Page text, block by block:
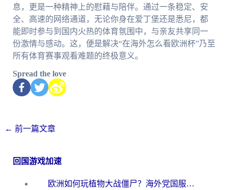
息，更是一种精神上的慰藉与陪伴。通过一条稳定、安
全、高速的网络通道，无论你身在爱丁堡还是悉尼，都
能即时参与到国内火热的体育氛围中，与亲友共享同一
份激情与感动。这，便是解决“在海外怎么看欧洲杯”乃至
所有体育赛事观看难题的终极意义。
Spread the love
← 前一篇文章
回国游戏加速
欧洲如何玩植物大战僵尸？海外党国服游戏加速避坑指南（附实测对比）